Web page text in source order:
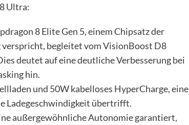
Ultra:
8 Elite Gen 5, einem Chipsatz der
verspricht, begleitet vom VisionBoost D8
deutet auf eine deutliche Verbesserung bei
hin.
und 50W kabelloses HyperCharge, eine
Ladegeschwindigkeit übertrifft.
außergewöhnliche Autonomie garantiert,